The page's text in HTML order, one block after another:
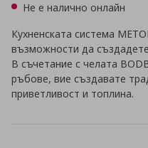
Не е налично онлайн
Кухненската система
възможности да
В съчетание с челата
ръбове, вие създавате
приветливост и топлина.